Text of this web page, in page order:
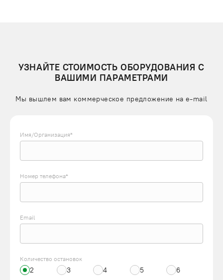
УЗНАЙТЕ СТОИМОСТЬ ОБОРУДОВАНИЯ С
ВАШИМИ ПАРАМЕТРАМИ
Мы вышлем вам коммерческое предложение на e-mail
Имя/Организация*
Номер телефона*
Email
Количество остановок
2 3 4 5 6